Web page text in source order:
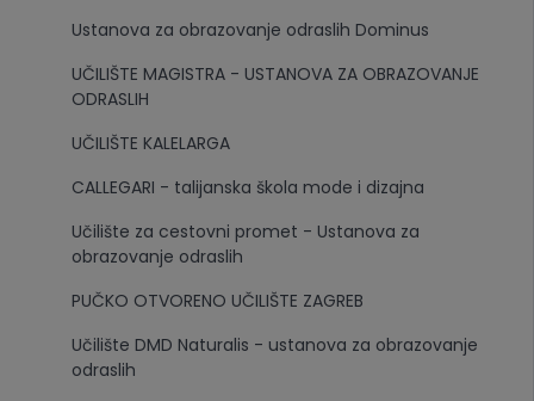
Ustanova za obrazovanje odraslih Dominus
UČILIŠTE MAGISTRA - USTANOVA ZA OBRAZOVANJE
ODRASLIH
UČILIŠTE KALELARGA
CALLEGARI - talijanska škola mode i dizajna
Učilište za cestovni promet - Ustanova za
obrazovanje odraslih
PUČKO OTVORENO UČILIŠTE ZAGREB
Učilište DMD Naturalis - ustanova za obrazovanje
odraslih